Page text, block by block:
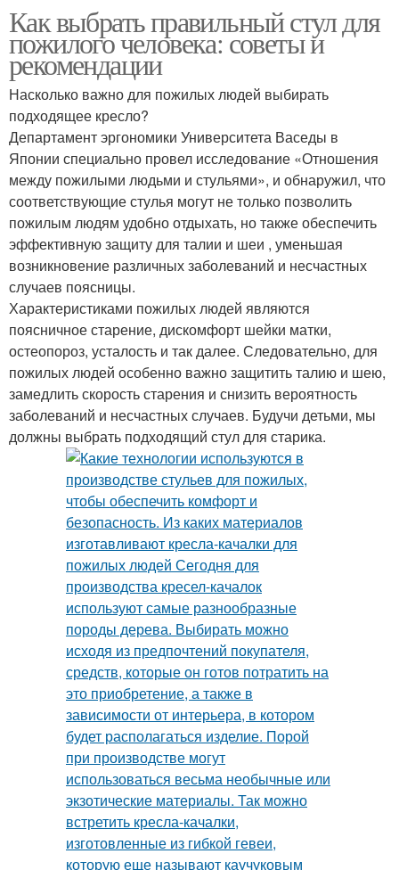
Как выбрать правильный стул для
пожилого человека: советы и
рекомендации
Насколько важно для пожилых людей выбирать
подходящее кресло?
Департамент эргономики Университета Васеды в
Японии специально провел исследование «Отношения
между пожилыми людьми и стульями», и обнаружил, что
соответствующие стулья могут не только позволить
пожилым людям удобно отдыхать, но также обеспечить
эффективную защиту для талии и шеи , уменьшая
возникновение различных заболеваний и несчастных
случаев поясницы.
Характеристиками пожилых людей являются
поясничное старение, дискомфорт шейки матки,
остеопороз, усталость и так далее. Следовательно, для
пожилых людей особенно важно защитить талию и шею,
замедлить скорость старения и снизить вероятность
заболеваний и несчастных случаев. Будучи детьми, мы
должны выбрать подходящий стул для старика.